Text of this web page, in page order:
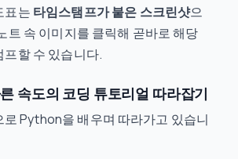
표는 타임스탬프가 붙은 스크린샷으
트 속 이미지를 클릭해 곧바로 해당
할 수 있습니다.
속도의 코딩 튜토리얼 따라잡기
Python을 배우며 따라가고 있습니